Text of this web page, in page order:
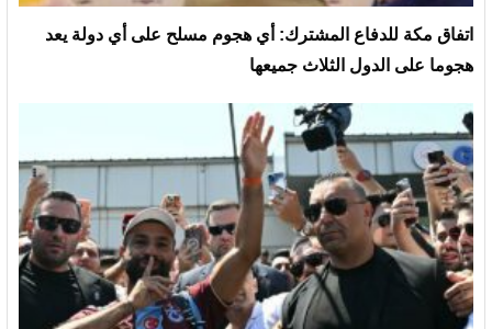
‏اتفاق مكة للدفاع المشترك: أي هجوم مسلح على أي دولة يعد
هجوما على الدول الثلاث جميعها